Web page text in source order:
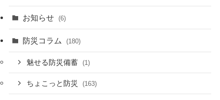
お知らせ (6)
防災コラム (180)
魅せる防災備蓄 (1)
ちょこっと防災 (163)